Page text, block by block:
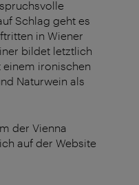
Schlag geht es
in Wiener
bildet letztlich
einem ironischen
Naturwein als
der Vienna
auf der Website